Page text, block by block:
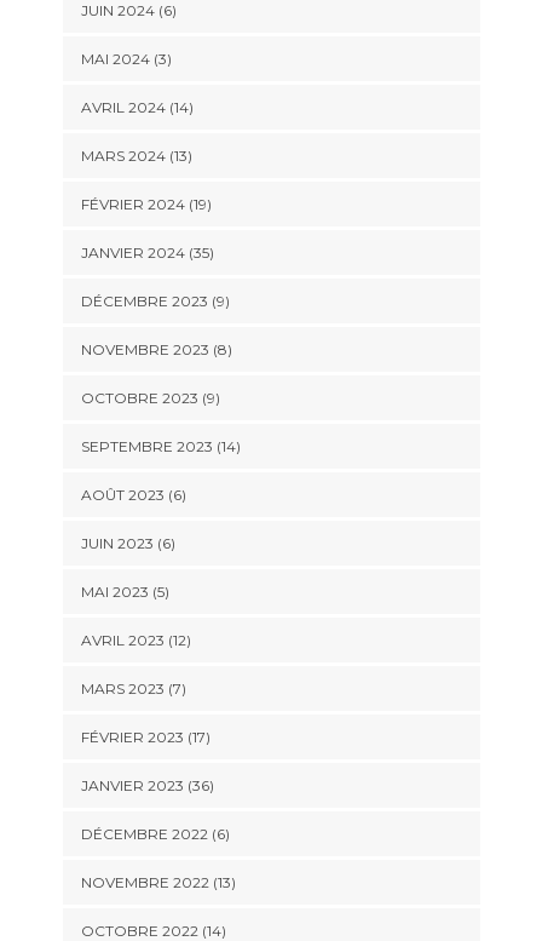
JUIN 2024 (6)
MAI 2024 (3)
AVRIL 2024 (14)
MARS 2024 (13)
FÉVRIER 2024 (19)
JANVIER 2024 (35)
DÉCEMBRE 2023 (9)
NOVEMBRE 2023 (8)
OCTOBRE 2023 (9)
SEPTEMBRE 2023 (14)
AOÛT 2023 (6)
JUIN 2023 (6)
MAI 2023 (5)
AVRIL 2023 (12)
MARS 2023 (7)
FÉVRIER 2023 (17)
JANVIER 2023 (36)
DÉCEMBRE 2022 (6)
NOVEMBRE 2022 (13)
OCTOBRE 2022 (14)